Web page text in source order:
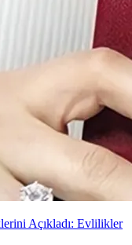
Açıkladı: Evlilikler